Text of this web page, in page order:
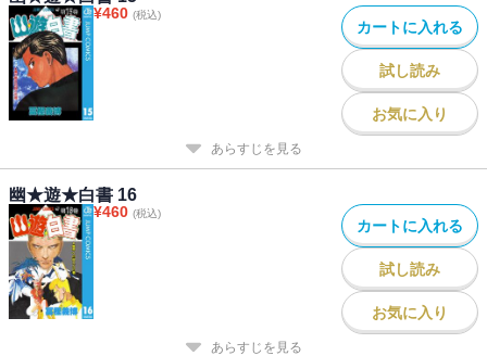
¥460 (税込)
カートに入れる
試し読み
お気に入り
あらすじを見る
幽★遊★白書 16
¥460 (税込)
カートに入れる
試し読み
お気に入り
あらすじを見る